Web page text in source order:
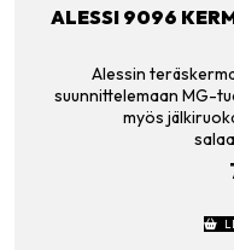
ALESSI 9096
Alessin
suunnittelemaan MG-
myös